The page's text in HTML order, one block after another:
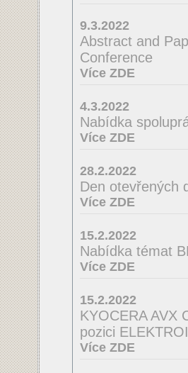
9.3.2022
Abstract and
Conference
Více ZDE
4.3.2022
Nabídka
Více ZDE
28.2.2022
Den otevřených
Více ZDE
15.2.2022
Nabídka témat
Více ZDE
15.2.2022
KYOCERA AVX
pozici
Více ZDE